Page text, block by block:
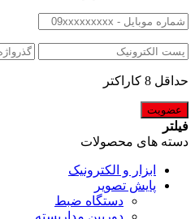
حداقل 8 کاراکتر
فیلتر
دسته های محصولات
ابزار و الکترونیک
پایش تصویر
دستگاه ضبط
دوربین مداربسته